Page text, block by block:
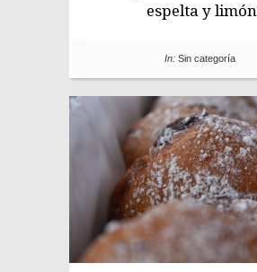
espelta y limón
In: Sin categoría